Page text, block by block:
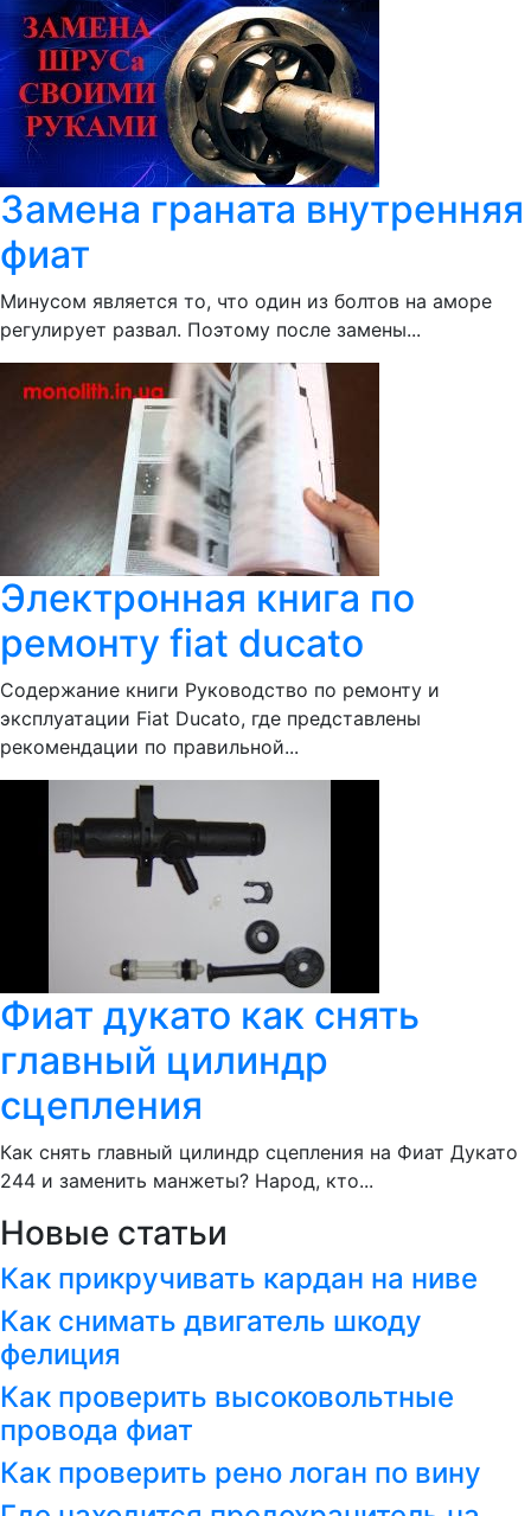
Замена граната внутренняя
фиат
Минусом является то, что один из болтов на аморе
регулирует развал. Поэтому после замены...
Электронная книга по
ремонту fiat ducato
Содержание книги Руководство по ремонту и
эксплуатации Fiat Ducato, где представлены
рекомендации по правильной...
Фиат дукато как снять
главный цилиндр
сцепления
Как снять главный цилиндр сцепления на Фиат Дукато
244 и заменить манжеты? Народ, кто...
Новые статьи
Как прикручивать кардан на ниве
Как снимать двигатель шкоду
фелиция
Как проверить высоковольтные
провода фиат
Как проверить рено логан по вину